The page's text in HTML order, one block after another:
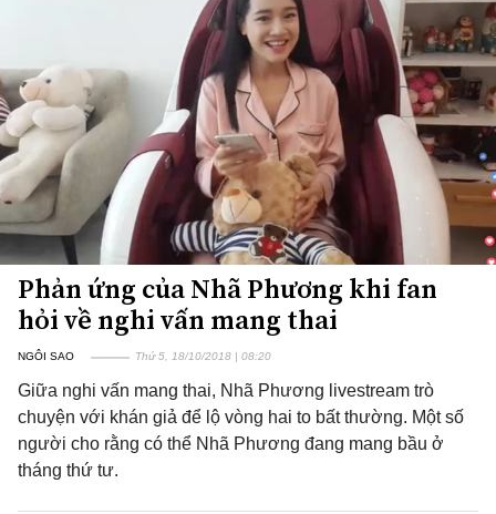
Phản ứng của Nhã Phương khi fan
hỏi về nghi vấn mang thai
NGÔI SAO Thứ 5, 18/10/2018 | 08:20
Giữa nghi vấn mang thai, Nhã Phương livestream trò
chuyện với khán giả để lộ vòng hai to bất thường. Một số
người cho rằng có thể Nhã Phương đang mang bầu ở
tháng thứ tư.